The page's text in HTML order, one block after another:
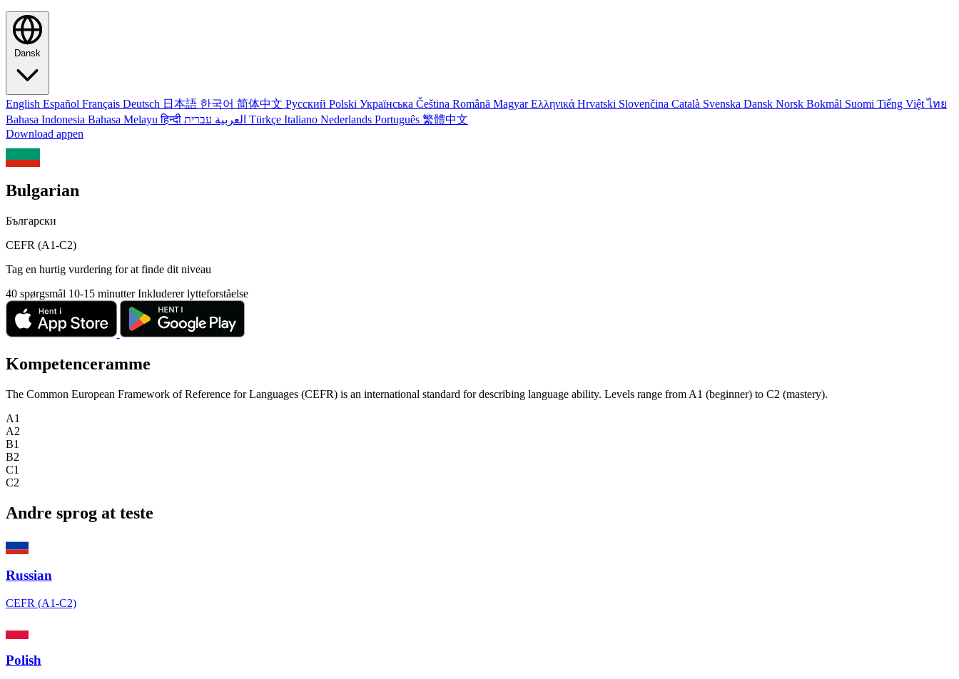
Dansk
English Español Français Deutsch 日本語 한국어 简体中文 Русский Polski Українська Čeština Română MagyarΕλληνικά Hrvatski Slovenčina Català Svenska Dansk Norsk Bokmål Suomi Tiếng Việtไทย
Bahasa Indonesia Bahasa Melayuहिन्दी العربية Türkçe Italiano Nederlands Português 繁體中文
Download appen
Bulgarian
Български
CEFR (A1-C2)
Tag en hurtig vurdering for at finde dit niveau
40 spørgsmål 10-15 minutterInkluderer lytteforståelse
Kompetenceramme
The Common European Framework of Reference for Languages (CEFR) is an international standard for describing language ability. Levels range from A1 (beginner) to C2 (mastery).
A1
A2
B1
B2
C1
C2
Andre sprog at teste
Russian
CEFR (A1-C2)
Polish